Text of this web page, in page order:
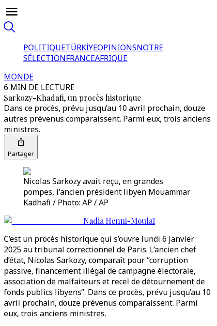
POLITIQUETÜRKİYEOPINIONSNOTRE
SÉLECTIONFRANCEAFRIQUE
MONDE
6 MIN DE LECTURE
Sarkozy-Khadafi, un procès historique
Dans ce procès, prévu jusqu’au 10 avril prochain, douze
autres prévenus comparaissent. Parmi eux, trois anciens
ministres.
Partager
Nicolas Sarkozy avait reçu, en grandes
pompes, l'ancien président libyen Mouammar
Kadhafi / Photo: AP / AP
Nadia Henni-Moulaï
C’est un procès historique qui s’ouvre lundi 6 janvier
2025 au tribunal correctionnel de Paris. L’ancien chef
d’état, Nicolas Sarkozy, comparaît pour “corruption
passive, financement illégal de campagne électorale,
association de malfaiteurs et recel de détournement de
fonds publics libyens”. Dans ce procès, prévu jusqu’au 10
avril prochain, douze prévenus comparaissent. Parmi
eux, trois anciens ministres.